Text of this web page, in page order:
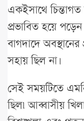
একইসাথে চিন্তাগত
প্রভাবিত হয়ে
বাগদাদে
সহায় ছিল না।
সেই সময়টিতে
ছিল৷ আব্বাসীয়